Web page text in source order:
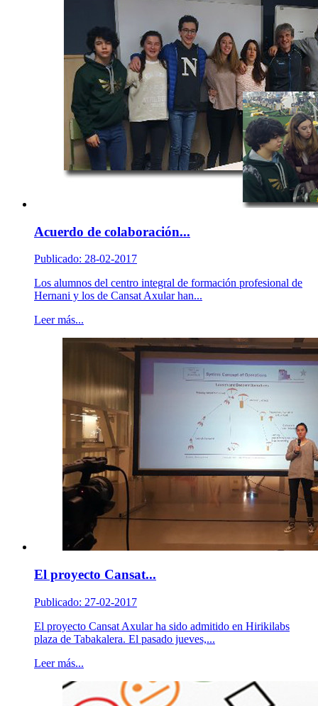
Acuerdo de colaboración...
Publicado: 28-02-2017
Los alumnos del centro integral de formación profesional de
Hernani y los de Cansat Axular han...
Leer más...
El proyecto Cansat...
Publicado: 27-02-2017
El proyecto Cansat Axular ha sido admitido en Hirikilabs
plaza de Tabakalera. El pasado jueves,...
Leer más...